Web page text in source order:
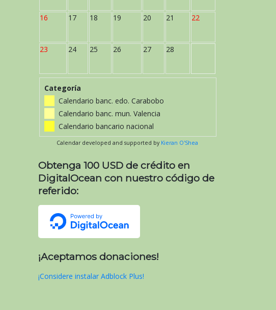
16 17 18 19 20 21 22
23 24 25 26 27 28
Categoría
Calendario banc. edo. Carabobo
Calendario banc. mun. Valencia
Calendario bancario nacional
Calendar developed and supported by Kieran O'Shea
Obtenga 100 USD de crédito en
DigitalOcean con nuestro código de
referido:
¡Aceptamos donaciones!
¡Considere instalar Adblock Plus!